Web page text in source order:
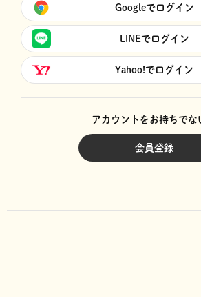
Googleでログイン
LINEでログイン
Yahoo!でログイン
アカウントをお持ちでな
会員登録